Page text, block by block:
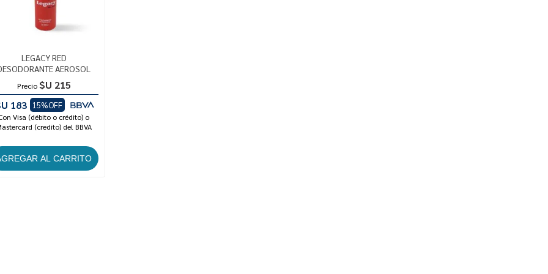
LEGACY RED
AEROSOL
Precio $U 215
183
15%OFF
Visa (débito o crédito) o
(credito) del BBVA